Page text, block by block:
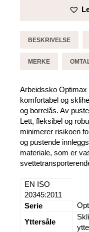
antall
BESKRIVELSE
MERKE
Arbeidssko Optimax
komfortabel og
og borrelås. Av
Lett, fleksibel og
minimerer risikoen
og pustende
materiale, som er
EN ISO
20345:2011
Serie
Yttersåle